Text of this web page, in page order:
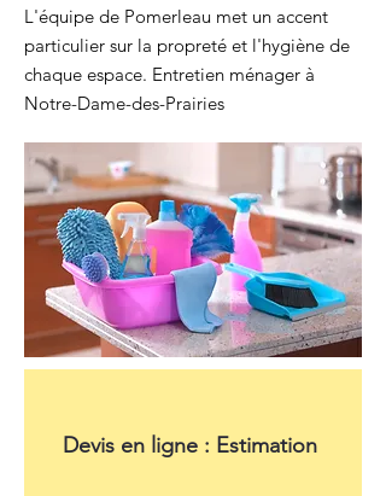
L'équipe de Pomerleau met un accent
particulier sur la propreté et l'hygiène de
chaque espace. Entretien ménager à
Notre-Dame-des-Prairies
Devis en ligne : Estimation